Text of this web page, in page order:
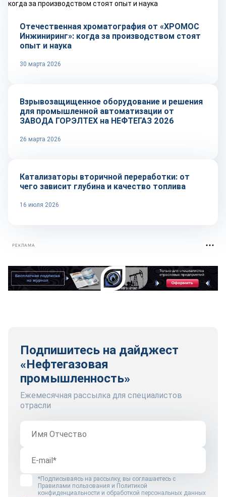
Отечественная хроматография от «ХРОМОС
Инжиниринг»: когда за производством стоят
опыт и наука
30 марта 2026
Репортаж
Взрывозащищенное оборудование и решения
для промышленной автоматизации от
ЗАВОДА ГОРЭЛТЕХ на НЕФТЕГАЗ 2026
26 марта 2026
Тренды
Катализаторы вторичной переработки: от
чего зависит глубина и качество топлива
16 июля 2026
РЕКЛАМА
Подпишитесь на дайджест
«Нефтегазовая
промышленность»
Ежемесячная рассылка для специалистов
отрасли
*Подписываясь на рассылку, вы соглашаетесь с
Правилами пользования и Политикой
конфиденциальности и обработкой персональных данных